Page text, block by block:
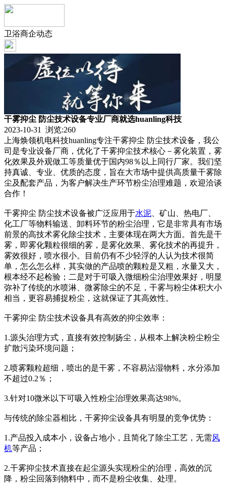
卫浴商企动态
干雾抑尘 防尘技术设备专业厂商就选huanling科技
2023-10-31 浏览:260
上海焕领机电科技huanling专注干雾抑尘 防尘技术设备，我公
司是专业设备厂商，优化了干雾抑尘技术核心－雾化装置，雾
化效果及外观做工等质量优于国内98％以上同行厂家。我们坚
持真诚、专业、优质的态度，旨在大市场中提供高质量干雾除
尘及配套产品，为客户解决生产环节粉尘治理难题，欢迎洽谈
合作！
干雾抑尘 防尘技术设备被广泛应用于水泥 、矿山、热电厂、
化工厂等物料输送、卸料环节的粉尘治理，它是非常具有市场
前景的高技术雾化除尘技术，主要体现在两大方面。首先是干
雾，即雾化颗粒很细的雾，是雾化效果、雾化技术的再提升，
雾效很好，喷水很小。目前仍有不少轻浮的人认为技术很简
单，怎么怎么样，其实做的产品喷的颗粒是又粗，水量又大，
根本经不起检验；二是对于可吸入微细粉尘治理效果好，明显
弥补了传统的水喷淋、微雾除尘的不足，干雾与粉尘体积大小
相当，更容易捕捉粉尘，这就保证了其高效性。
干雾抑尘 防尘技术设备具有高效的抑尘效率：
1.源头治理方式，直接有效控制扬尘，从根本上解决粉尘粉尘
扩散污染环境问题；
2.喷雾颗粒超细，喷出的是干雾，不容易沾湿物料，水分添加
不超过0.2％；
3.针对10微米以下可吸入性粉尘治理效果高达98%。
与传统的除尘器相比，干雾抑尘设备具有明显的竞争优势：
1.产品投入成本小，设备占地小，且简化了除尘工艺，无需风
机等产品；
2.干雾抑尘技术直接在起尘源头实现粉尘的治理，高效的沉
降，粉尘回落到物料中，而不是粉尘收集、处理。